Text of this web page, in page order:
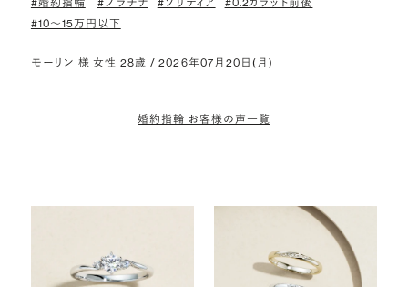
#婚約指輪 #プラチナ #ソリティア
#0.2カラット前後
#10〜15万円以下
モーリン 様 女性 28歳 / 2026年07月20日(月)
婚約指輪 お客様の声一覧